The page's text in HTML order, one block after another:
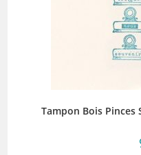
Tampon Bois Pinces